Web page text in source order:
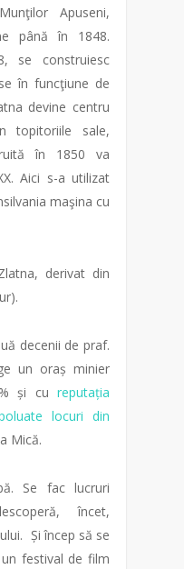
Apuseni,
până în 1848.
se construiesc
în funcţiune de
devine centru
topitoriile sale,
în 1850 va
Aici s-a utilizat
maşina cu
derivat din
decenii de praf.
un oraș minier
și cu reputația
locuri din
Mică.
Se fac lucruri
încet,
Și încep să se
festival de film